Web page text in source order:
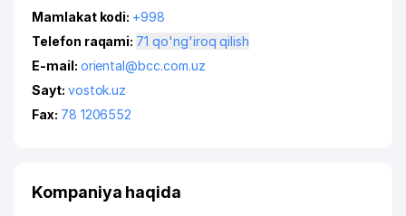
Mamlakat kodi: +998
Telefon raqami:
71 qo'ng'iroq qilish
E-mail: oriental@bcc.com.uz
Sayt: vostok.uz
Fax: 78 1206552
Kompaniya haqida